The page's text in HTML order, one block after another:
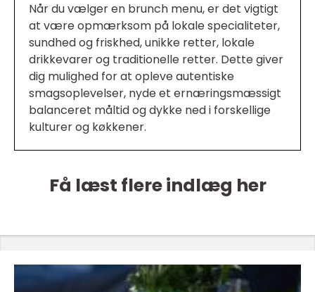
Når du vælger en brunch menu, er det vigtigt
at være opmærksom på lokale specialiteter,
sundhed og friskhed, unikke retter, lokale
drikkevarer og traditionelle retter. Dette giver
dig mulighed for at opleve autentiske
smagsoplevelser, nyde et ernæringsmæssigt
balanceret måltid og dykke ned i forskellige
kulturer og køkkener.
Få læst flere indlæg her